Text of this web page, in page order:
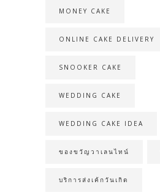
MONEY CAKE
ONLINE CAKE DELIVERY
SNOOKER CAKE
WEDDING CAKE
WEDDING CAKE IDEA
ของขวัญวาเลนไทน์
บริการส่งเค้กวันเกิด